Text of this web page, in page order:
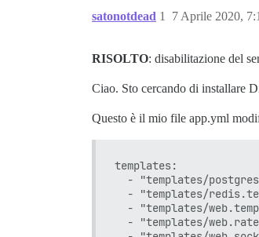
satonotdead 7 Aprile 2020,
1
RISOLTO: disabilitazione del
Ciao. Sto cercando di installare
Questo è il mio file app.yml
templates:
- "templates/
- "templates/
- "templates/
- "templates/